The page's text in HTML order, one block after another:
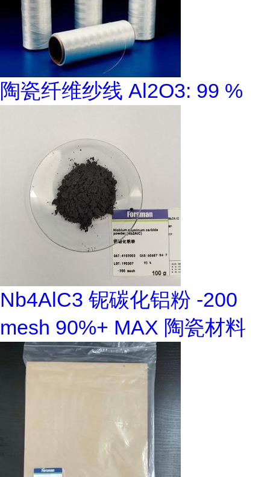
陶瓷纤维纱线 Al2O3: 99 %
Nb4AlC3 铌碳化铝粉 -200
mesh 90%+ MAX 陶瓷材料